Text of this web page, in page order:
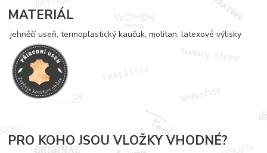
MATERIÁL
jehněčí useň, termoplastický kaučuk, molitan, latexové výlisky
PRO KOHO JSOU VLOŽKY VHODNÉ?